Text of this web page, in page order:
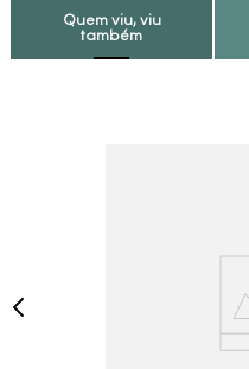
Quem viu, viu
também